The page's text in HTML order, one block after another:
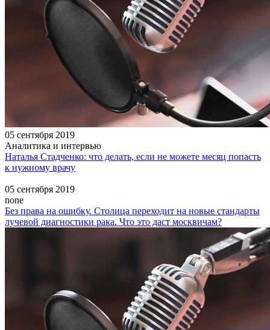
05 сентября 2019
Аналитика и интервью
Наталья Стадченко: что делать, если не можете месяц попасть
к нужному врачу
05 сентября 2019
none
Без права на ошибку. Столица переходит на новые стандарты
лучевой диагностики рака. Что это даст москвичам?